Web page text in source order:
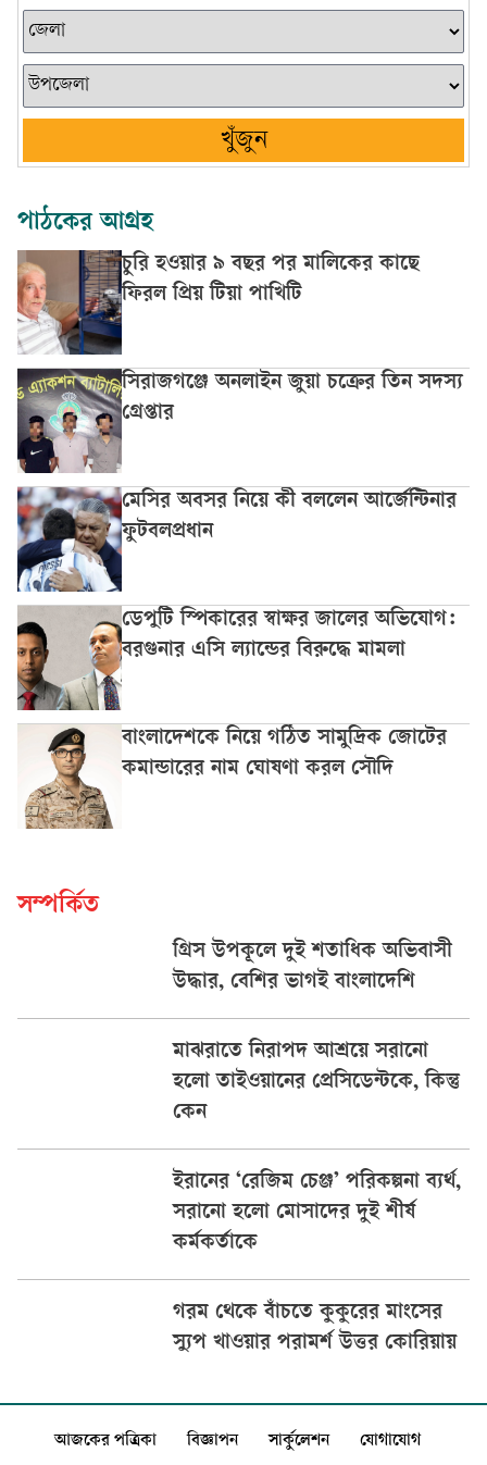
খুঁজুন
পাঠকের আগ্রহ
চুরি হওয়ার ৯ বছর পর মালিকের কাছে
ফিরল প্রিয় টিয়া পাখিটি
সিরাজগঞ্জে অনলাইন জুয়া চক্রের তিন সদস্য
গ্রেপ্তার
মেসির অবসর নিয়ে কী বললেন আর্জেন্টিনার
ফুটবলপ্রধান
ডেপুটি স্পিকারের স্বাক্ষর জালের অভিযোগ:
বরগুনার এসি ল্যান্ডের বিরুদ্ধে মামলা
বাংলাদেশকে নিয়ে গঠিত সামুদ্রিক জোটের
কমান্ডারের নাম ঘোষণা করল সৌদি
সম্পর্কিত
গ্রিস উপকূলে দুই শতাধিক অভিবাসী
উদ্ধার, বেশির ভাগই বাংলাদেশি
মাঝরাতে নিরাপদ আশ্রয়ে সরানো
হলো তাইওয়ানের প্রেসিডেন্টকে, কিন্তু
কেন
ইরানের ‘রেজিম চেঞ্জ’ পরিকল্পনা ব্যর্থ,
সরানো হলো মোসাদের দুই শীর্ষ
কর্মকর্তাকে
গরম থেকে বাঁচতে কুকুরের মাংসের
স্যুপ খাওয়ার পরামর্শ উত্তর কোরিয়ায়
আজকের পত্রিকা বিজ্ঞাপন সার্কুলেশন যোগাযোগ